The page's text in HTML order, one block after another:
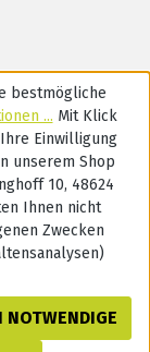
bestmögliche
... Mit Klick
Einwilligung
unserem Shop
10, 48624
Ihnen nicht
Zwecken
NOTWENDIGE